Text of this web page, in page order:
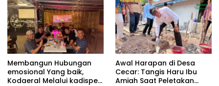
Membangun Hubungan
emosional Yang baik,
Kodaeral Melalui kadispen
Awal Harapan di Desa
Cecar: Tangis Haru Ibu
Amiah Saat Peletakan